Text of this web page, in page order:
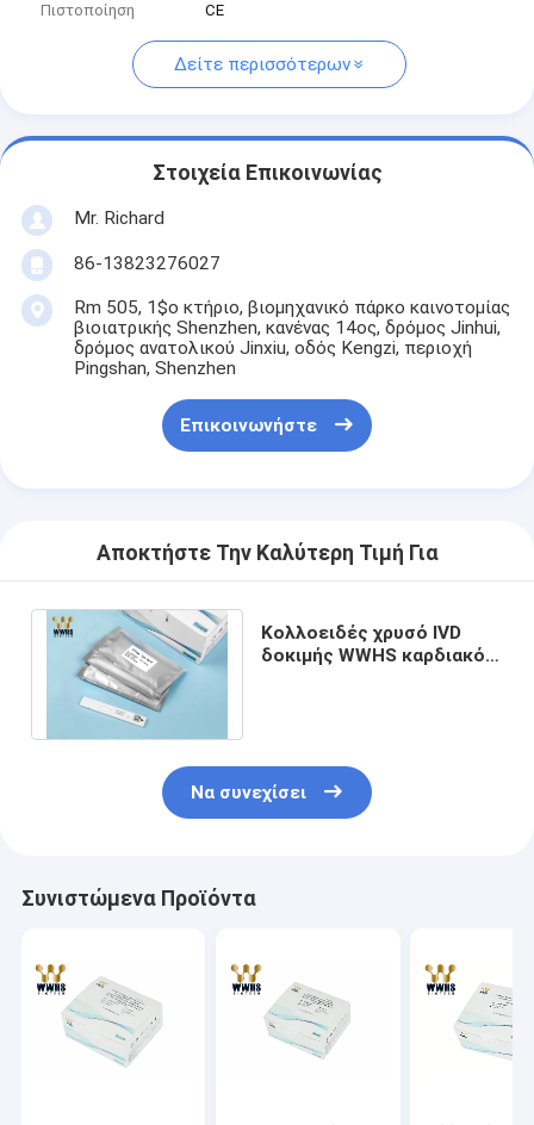
Πιστοποίηση
CE
Δείτε περισσότερων
Στοιχεία Επικοινωνίας
Mr. Richard
86-13823276027
Rm 505, 1$ο κτήριο, βιομηχανικό πάρκο καινοτομίας
βιοιατρικής Shenzhen, κανένας 14ος, δρόμος Jinhui,
δρόμος ανατολικού Jinxiu, οδός Kengzi, περιοχή
Pingshan, Shenzhen
Επικοινωνήστε
Αποκτήστε Την Καλύτερη Τιμή Για
Κολλοειδές χρυσό IVD
δοκιμής WWHS καρδιακό
Να συνεχίσει
Συνιστώμενα Προϊόντα